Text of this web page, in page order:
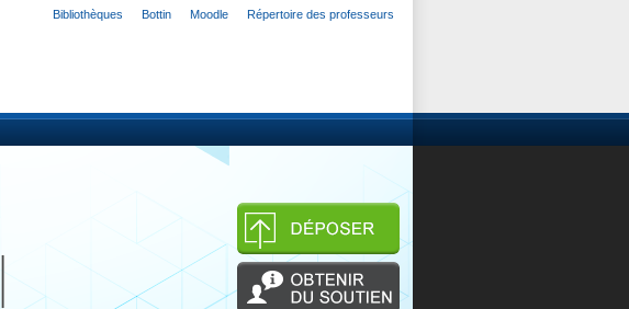
Bibliothèques Bottin Moodle Répertoire des professeurs